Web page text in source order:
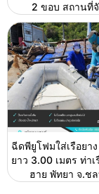
2 ขอบ สถานที่
ฉีดพียูโฟมใส่เรือยา
ยาว 3.00 เมตร ท่า
ฮาย พัทยา จ.ช